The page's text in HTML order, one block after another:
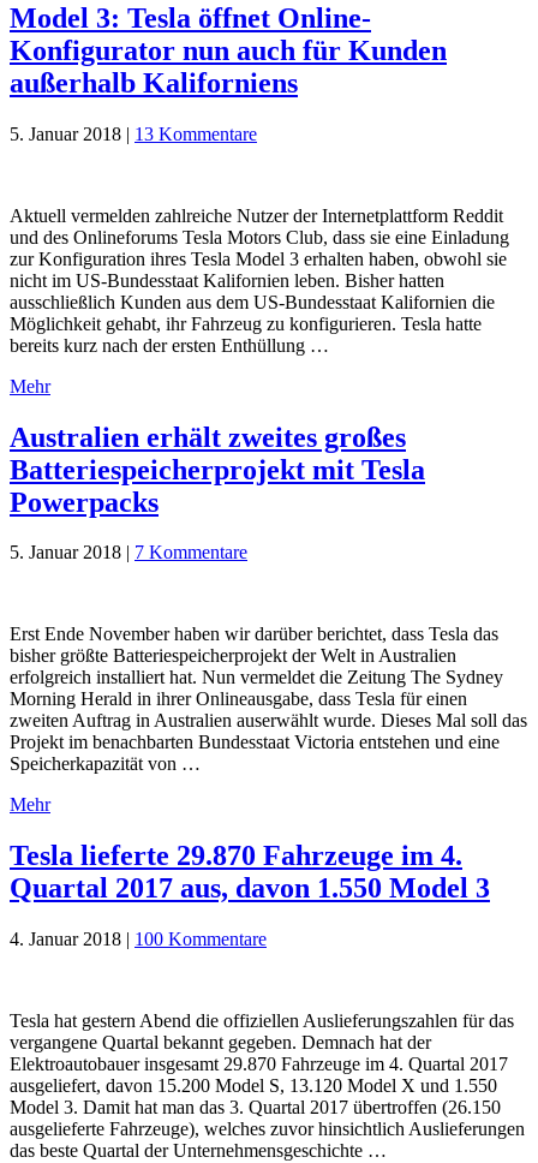
Model 3: Tesla öffnet Online-
Konfigurator nun auch für Kunden
außerhalb Kaliforniens
5. Januar 2018 | 13 Kommentare
Aktuell vermelden zahlreiche Nutzer der Internetplattform Reddit
und des Onlineforums Tesla Motors Club, dass sie eine Einladung
zur Konfiguration ihres Tesla Model 3 erhalten haben, obwohl sie
nicht im US-Bundesstaat Kalifornien leben. Bisher hatten
ausschließlich Kunden aus dem US-Bundesstaat Kalifornien die
Möglichkeit gehabt, ihr Fahrzeug zu konfigurieren. Tesla hatte
bereits kurz nach der ersten Enthüllung …
Mehr
Australien erhält zweites großes
Batteriespeicherprojekt mit Tesla
Powerpacks
5. Januar 2018 | 7 Kommentare
Erst Ende November haben wir darüber berichtet, dass Tesla das
bisher größte Batteriespeicherprojekt der Welt in Australien
erfolgreich installiert hat. Nun vermeldet die Zeitung The Sydney
Morning Herald in ihrer Onlineausgabe, dass Tesla für einen
zweiten Auftrag in Australien auserwählt wurde. Dieses Mal soll das
Projekt im benachbarten Bundesstaat Victoria entstehen und eine
Speicherkapazität von …
Mehr
Tesla lieferte 29.870 Fahrzeuge im 4.
Quartal 2017 aus, davon 1.550 Model 3
4. Januar 2018 | 100 Kommentare
Tesla hat gestern Abend die offiziellen Auslieferungszahlen für das
vergangene Quartal bekannt gegeben. Demnach hat der
Elektroautobauer insgesamt 29.870 Fahrzeuge im 4. Quartal 2017
ausgeliefert, davon 15.200 Model S, 13.120 Model X und 1.550
Model 3. Damit hat man das 3. Quartal 2017 übertroffen (26.150
ausgelieferte Fahrzeuge), welches zuvor hinsichtlich Auslieferungen
das beste Quartal der Unternehmensgeschichte …